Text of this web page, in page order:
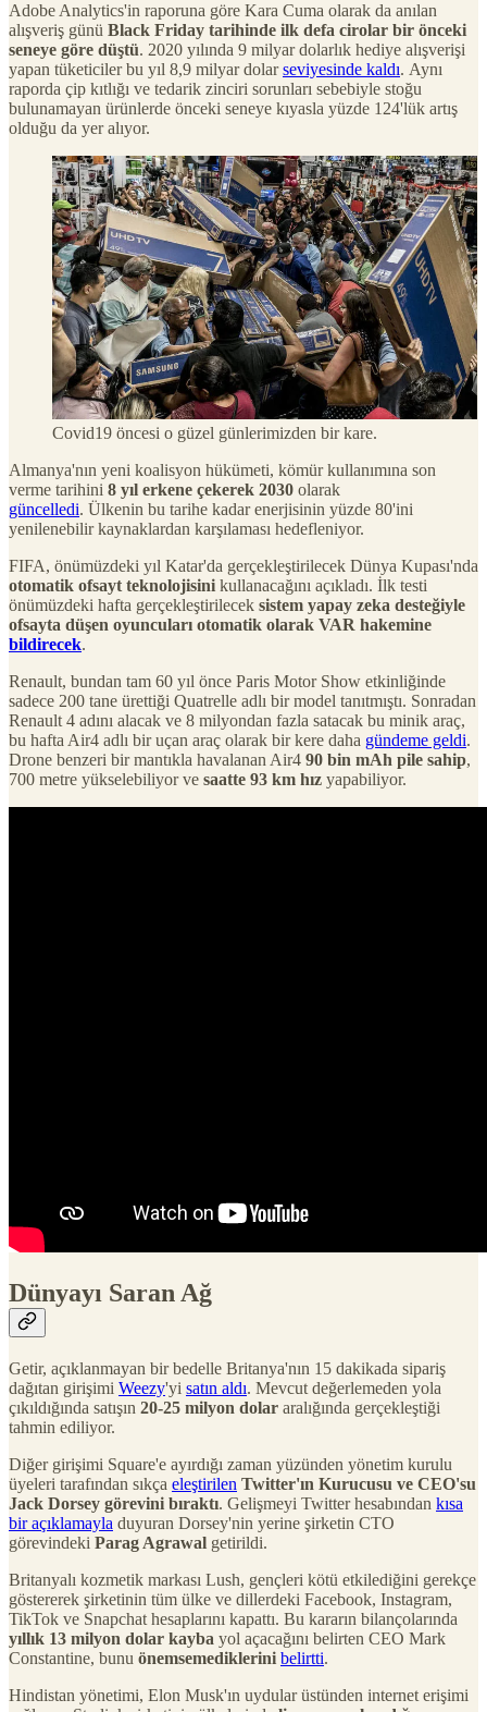
Adobe Analytics'in raporuna göre Kara Cuma olarak da anılan
alışveriş günü Black Friday tarihinde ilk defa cirolar bir önceki
seneye göre düştü. 2020 yılında 9 milyar dolarlık hediye alışverişi
yapan tüketiciler bu yıl 8,9 milyar dolarseviyesinde kaldı. Aynı
raporda çip kıtlığı ve tedarik zinciri sorunları sebebiyle stoğu
bulunamayan ürünlerde önceki seneye kıyasla yüzde 124'lük artış
olduğu da yer alıyor.
Covid19 öncesi o güzel günlerimizden bir kare.
Almanya'nın yeni koalisyon hükümeti, kömür kullanımına son
verme tarihini 8 yıl erkene çekerek 2030 olarak
güncelledi. Ülkenin bu tarihe kadar enerjisinin yüzde 80'ini
yenilenebilir kaynaklardan karşılaması hedefleniyor.
FIFA, önümüzdeki yıl Katar'da gerçekleştirilecek Dünya Kupası'nda
otomatik ofsayt teknolojisini kullanacağını açıkladı. İlk testi
önümüzdeki hafta gerçekleştirilecek sistem yapay zeka desteğiyle
ofsayta düşen oyuncuları otomatik olarak VAR hakemine
bildirecek.
Renault, bundan tam 60 yıl önce Paris Motor Show etkinliğinde
sadece 200 tane ürettiği Quatrelle adlı bir model tanıtmıştı. Sonradan
Renault 4 adını alacak ve 8 milyondan fazla satacak bu minik araç,
bu hafta Air4 adlı bir uçan araç olarak bir kere daha gündeme geldi.
Drone benzeri bir mantıkla havalanan Air4 90 bin mAh pile sahip,
700 metre yükselebiliyor ve saatte 93 km hız yapabiliyor.
Dünyayı Saran Ağ
Getir, açıklanmayan bir bedelle Britanya'nın 15 dakikada sipariş
dağıtan girişimi Weezy'yi satın aldı. Mevcut değerlemeden yola
çıkıldığında satışın 20-25 milyon dolar aralığında gerçekleştiği
tahmin ediliyor.
Diğer girişimi Square'e ayırdığı zaman yüzünden yönetim kurulu
üyeleri tarafından sıkça eleştirilen Twitter'ın Kurucusu ve CEO'su
Jack Dorsey görevini bıraktı. Gelişmeyi Twitter hesabından kısa
bir açıklamayla duyuran Dorsey'nin yerine şirketin CTO
görevindeki Parag Agrawal getirildi.
Britanyalı kozmetik markası Lush, gençleri kötü etkilediğini gerekçe
göstererek şirketinin tüm ülke ve dillerdeki Facebook, Instagram,
TikTok ve Snapchat hesaplarını kapattı. Bu kararın bilançolarında
yıllık 13 milyon dolar kayba yol açacağını belirten CEO Mark
Constantine, bunu önemsemediklerini belirtti.
Hindistan yönetimi, Elon Musk'ın uydular üstünden internet erişimi